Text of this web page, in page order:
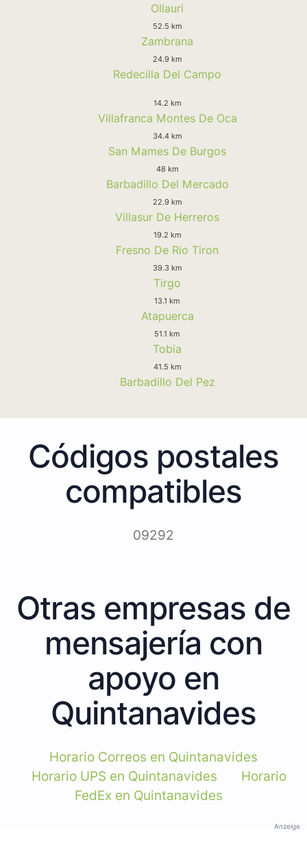
Ollauri
52.5 km
Zambrana
24.9 km
Redecilla Del Campo
14.2 km
Villafranca Montes De Oca
34.4 km
San Mames De Burgos
48 km
Barbadillo Del Mercado
22.9 km
Villasur De Herreros
19.2 km
Fresno De Rio Tiron
39.3 km
Tirgo
13.1 km
Atapuerca
51.1 km
Tobia
41.5 km
Barbadillo Del Pez
Códigos postales
compatibles
09292
Otras empresas de
mensajería con
apoyo en
Quintanavides
Horario Correos en Quintanavides
Horario UPS en Quintanavides
Horario
FedEx en Quintanavides
Anzeige